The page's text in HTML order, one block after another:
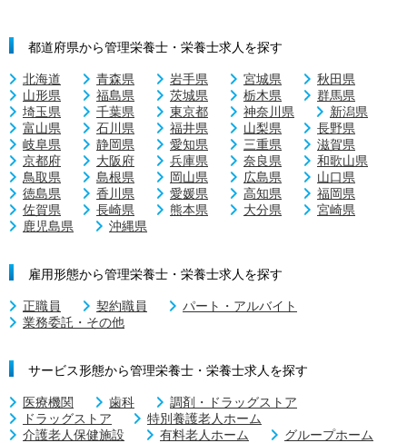
都道府県から管理栄養士・栄養士求人を探す
北海道 青森県 岩手県 宮城県
秋田県
山形県
福島県 茨城県 栃木県
群馬県
埼玉県
千葉県 東京都 神奈川県
新潟県
富山県
石川県 福井県 山梨県
長野県
岐阜県
静岡県 愛知県 三重県
滋賀県
京都府
大阪府 兵庫県 奈良県
和歌山県
鳥取県
島根県 岡山県 広島県
山口県
徳島県
香川県 愛媛県 高知県
福岡県
佐賀県
長崎県 熊本県 大分県
宮崎県
鹿児島県
沖縄県
雇用形態から管理栄養士・栄養士求人を探す
正職員 契約職員
パート・アルバイト
業務委託・その他
サービス形態から管理栄養士・栄養士求人を探す
医療機関 歯科
調剤・ドラッグストア
ドラッグストア
特別養護老人ホーム
介護老人保健施設
有料老人ホーム
グループホーム